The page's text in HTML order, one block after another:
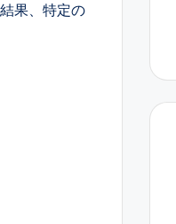
果、特定の